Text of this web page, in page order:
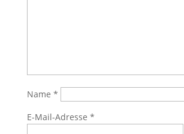
Name *
E-Mail-Adresse *